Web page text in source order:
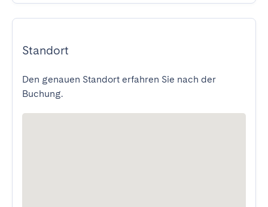
Standort
Den genauen Standort erfahren Sie nach der
Buchung.